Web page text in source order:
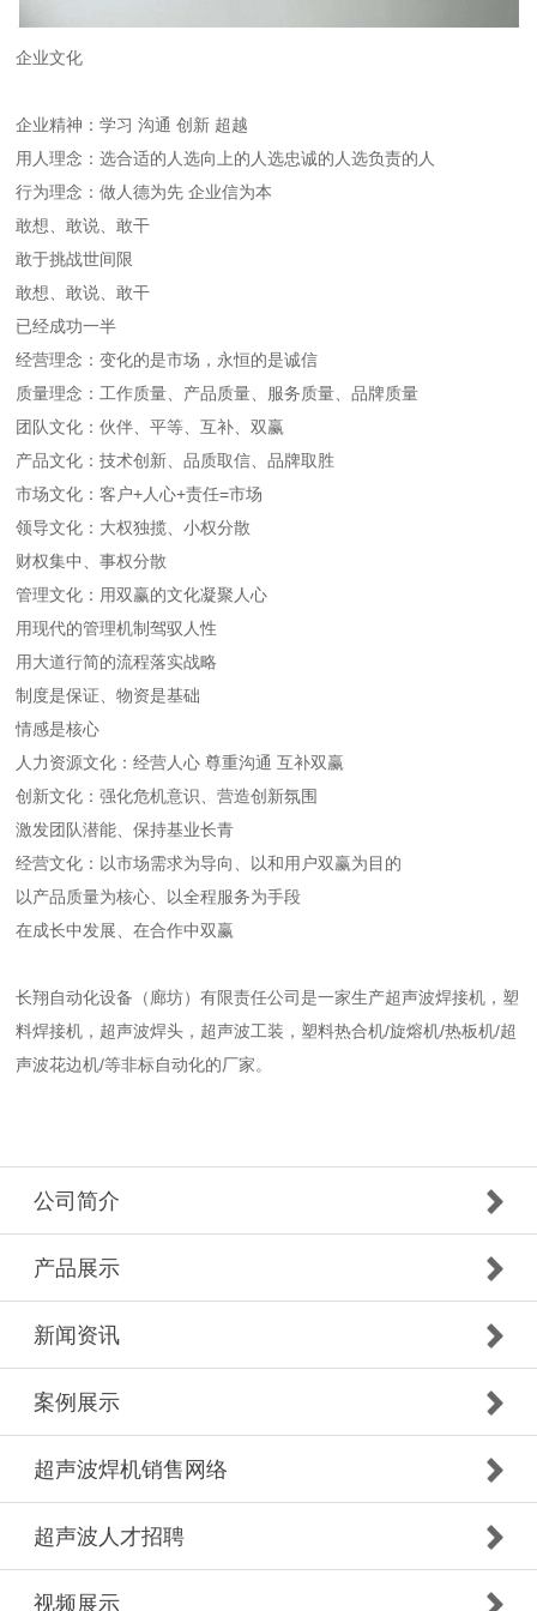
企业文化
企业精神：学习 沟通 创新 超越
用人理念：选合适的人选向上的人选忠诚的人选负责的人
行为理念：做人德为先 企业信为本
敢想、敢说、敢干
敢于挑战世间限
敢想、敢说、敢干
已经成功一半
经营理念：变化的是市场，永恒的是诚信
质量理念：工作质量、产品质量、服务质量、品牌质量
团队文化：伙伴、平等、互补、双赢
产品文化：技术创新、品质取信、品牌取胜
市场文化：客户+人心+责任=市场
领导文化：大权独揽、小权分散
财权集中、事权分散
管理文化：用双赢的文化凝聚人心
用现代的管理机制驾驭人性
用大道行简的流程落实战略
制度是保证、物资是基础
情感是核心
人力资源文化：经营人心 尊重沟通 互补双赢
创新文化：强化危机意识、营造创新氛围
激发团队潜能、保持基业长青
经营文化：以市场需求为导向、以和用户双赢为目的
以产品质量为核心、以全程服务为手段
在成长中发展、在合作中双赢
长翔自动化设备（廊坊）有限责任公司是一家生产超声波焊接机，塑
料焊接机，超声波焊头，超声波工装，塑料热合机/旋熔机/热板机/超
声波花边机/等非标自动化的厂家。
公司简介
产品展示
新闻资讯
案例展示
超声波焊机销售网络
超声波人才招聘
视频展示